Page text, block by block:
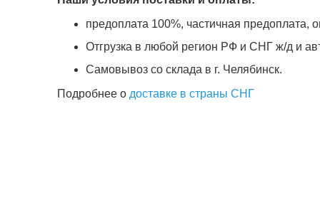
предоплата 100%, частичная предоплата,
Отгрузка в любой регион РФ и СНГ ж/д и
Самовывоз со склада в г. Челябинск.
Подробнее о доставке в страны СНГ